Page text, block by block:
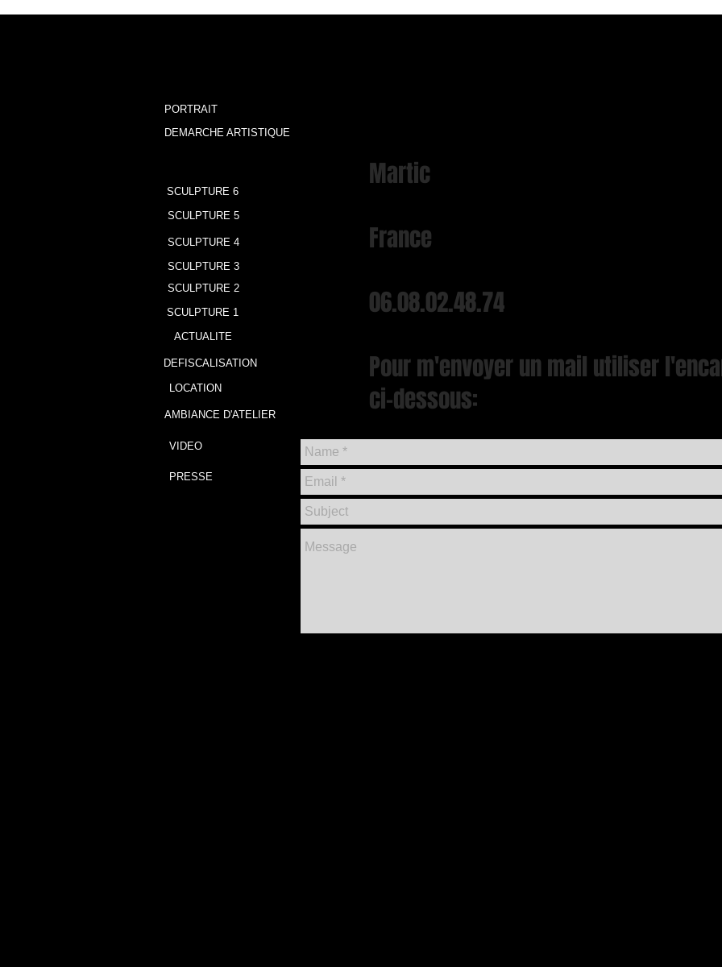
SCULPTURE 6
SCULPTURE 5
SCULPTURE 4
Martic
France
06.08.02.48.74
Pour m'envoyer un mail utiliser
ci-dessous:
SCULPTURE 1
ACTUALITE
VIDEO
DEMARCHE ARTISTIQUE
DEFISCALISATION
LOCATION
AMBIANCE D'ATELIER
SCULPTURE 2
PORTRAIT
PRESSE
SCULPTURE 3
SCULPTURE 6
SCULPTURE 5
SCULPTURE 4